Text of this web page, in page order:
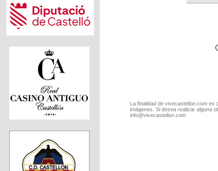
La finalidad de vivecastellon.com
imágenes. Si desea realizar alguna
info@vivecastellon.com